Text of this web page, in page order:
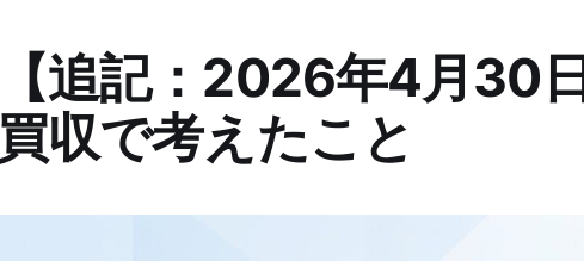
【追記：2026年4月30
買収で考えたこと